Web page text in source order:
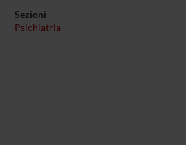
Sezioni
Psichiatria